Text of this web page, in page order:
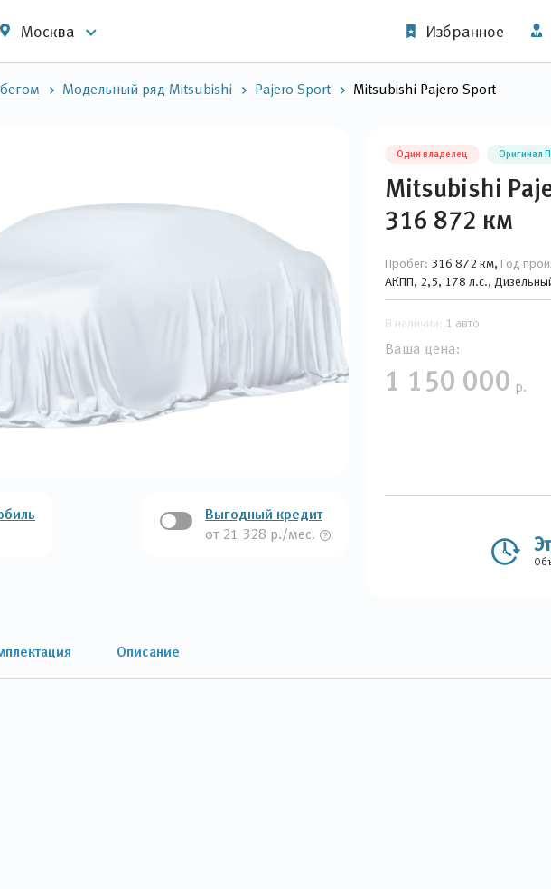
Москва Избранное
Модельный ряд Mitsubishi Pajero Sport Mitsubishi Pajero Sport
Выгодный кредит
от 21 328 р./мес.
Один владелец Оригинал
Mitsubishi
316 872 км
Пробег: 316 872 км, Год
АКПП, 2,5, 178 л.с.,
В наличии: 1 авто
Ваша цена:
1 150 000 р.
Описание